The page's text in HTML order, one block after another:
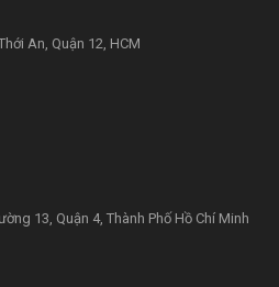
An, Quận 12, HCM
13, Quận 4, Thành Phố Hồ Chí Minh